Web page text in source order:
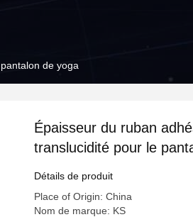
de yoga
Épaisseur du ruban
translucidité pour le
Détails de produit
Place of Origin: China
Nom de marque: KS